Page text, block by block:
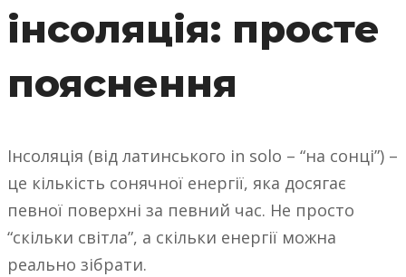
інсоляція: просте
пояснення
Інсоляція (від латинського in solo – “на сонці”) –
це кількість сонячної енергії, яка досягає
певної поверхні за певний час. Не просто
“скільки світла”, а скільки енергії можна
реально зібрати.